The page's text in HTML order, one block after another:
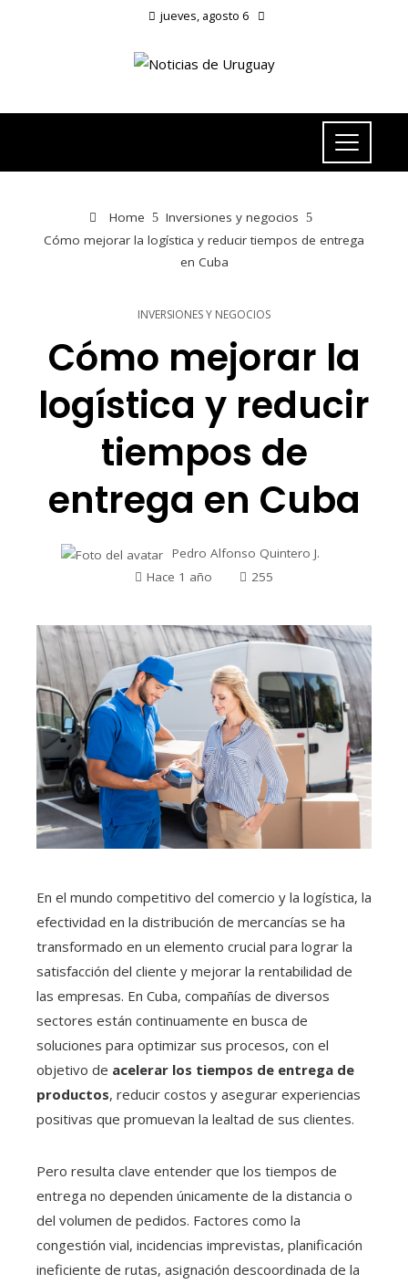
jueves, agosto 6
Home
Inversiones y negocios
Cómo mejorar la logística y reducir tiempos de entrega
en Cuba
INVERSIONES Y NEGOCIOS
Cómo mejorar la
logística y reducir
tiempos de
entrega en Cuba
Pedro Alfonso Quintero J.
Hace 1 año
255
En el mundo competitivo del comercio y la logística, la
efectividad en la distribución de mercancías se ha
transformado en un elemento crucial para lograr la
satisfacción del cliente y mejorar la rentabilidad de
las empresas. En Cuba, compañías de diversos
sectores están continuamente en busca de
soluciones para optimizar sus procesos, con el
objetivo de acelerar los tiempos de entrega de
productos, reducir costos y asegurar experiencias
positivas que promuevan la lealtad de sus clientes.
Pero resulta clave entender que los tiempos de
entrega no dependen únicamente de la distancia o
del volumen de pedidos. Factores como la
congestión vial, incidencias imprevistas, planificación
ineficiente de rutas, asignación descoordinada de la